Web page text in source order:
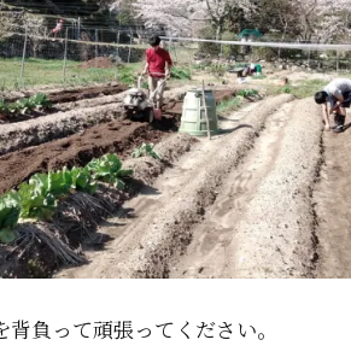
負って頑張ってください。